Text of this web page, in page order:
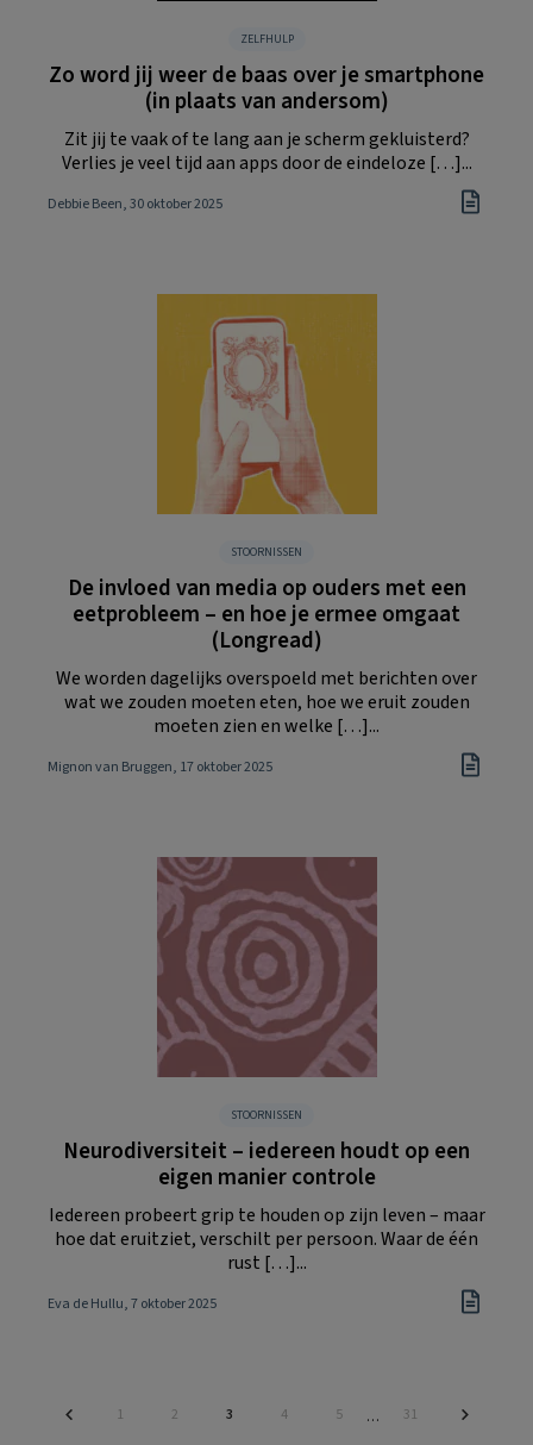
ZELFHULP
Zo word jij weer de baas over je smartphone
(in plaats van andersom)
Zit jij te vaak of te lang aan je scherm gekluisterd?
Verlies je veel tijd aan apps door de eindeloze […]...
Debbie Been, 30 oktober 2025
STOORNISSEN
De invloed van media op ouders met een
eetprobleem – en hoe je ermee omgaat
(Longread)
We worden dagelijks overspoeld met berichten over
wat we zouden moeten eten, hoe we eruit zouden
moeten zien en welke […]...
Mignon van Bruggen, 17 oktober 2025
STOORNISSEN
Neurodiversiteit – iedereen houdt op een
eigen manier controle
Iedereen probeert grip te houden op zijn leven – maar
hoe dat eruitziet, verschilt per persoon. Waar de één
rust […]...
Eva de Hullu, 7 oktober 2025
Pagina
1 Pagina
2 Pagina
3 Pagina
4 Pagina
5
Interim
… Pagina
31